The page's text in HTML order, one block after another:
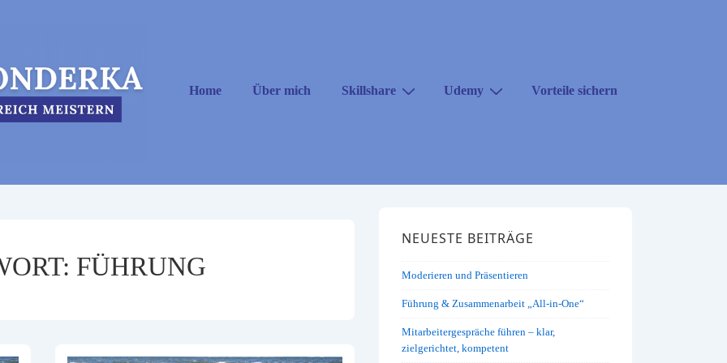
Hauptnavigation
Home Über mich Skillshare Udemy Vorteile sichern
FÜHRUNG
NEUESTE BEITRÄGE
Moderieren und Präsentieren
Führung & Zusammenarbeit „All-in-One“
Mitarbeitergespräche führen – klar,
zielgerichtet, kompetent